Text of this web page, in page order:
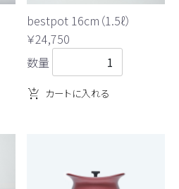
bestpot 16cm（1.5ℓ）
￥24,750
数量
カートに入れる